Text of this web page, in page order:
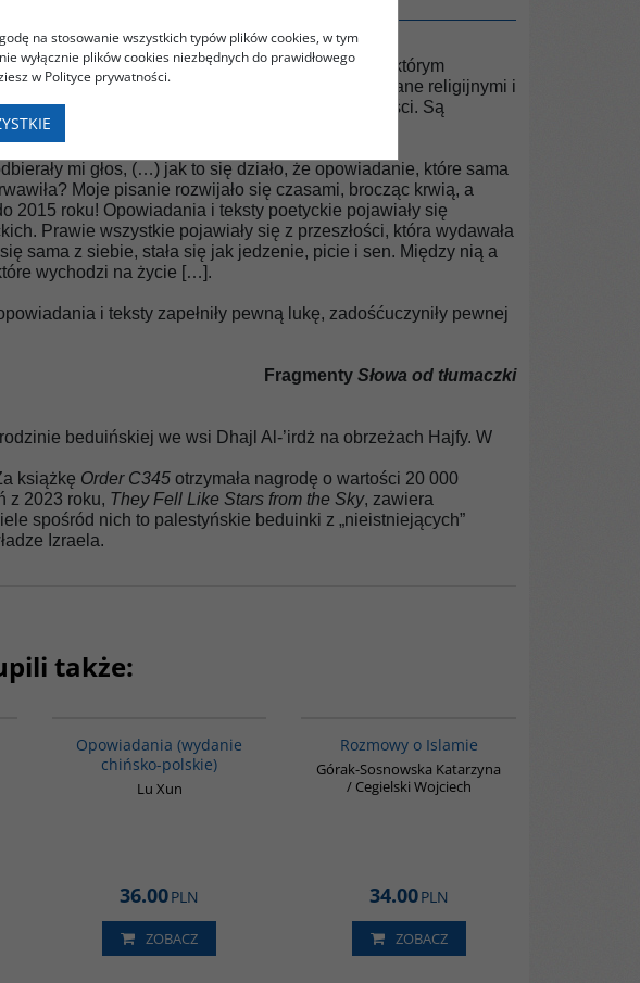
kobiet, dziewcząt i dziewczynek w środowisku, w którym
beduińskim społeczeństwie są skrępowane religijnymi i
nie mogą swobodnie rozwijać własnej osobowości. Są
mi głos, (…) jak to się działo, że opowiadanie, które sama
Moje pisanie rozwijało się czasami, brocząc krwią, a
2015 roku! Opowiadania i teksty poetyckie pojawiały się
Prawie wszystkie pojawiały się z przeszłości, która wydawała
sama z siebie, stała się jak jedzenie, picie i sen. Między nią a
wychodzi na życie […].
i teksty zapełniły pewną lukę, zadośćuczyniły pewnej
Fragmenty Słowa od tłumaczki
beduińskiej we wsi Dhajl Al-’irdż na obrzeżach Hajfy. W
książkę Order C345 otrzymała nagrodę o wartości 20 000
z 2023 roku, They Fell Like Stars from the Sky, zawiera
spośród nich to palestyńskie beduinki z „nieistniejących”
Izraela.
także:
Opowiadania (wydanie
chińsko-polskie)
Lu Xun
36.00PLN
ZOBACZ
Rozmowy o Islamie
Górak-Sosnowska Katarzyna
/ Cegielski Wojciech
34.00PLN
ZOBACZ
na stosowanie wszystkich typów plików cookies, w tym
wyłącznie plików cookies niezbędnych do prawidłowego
w Polityce prywatności.